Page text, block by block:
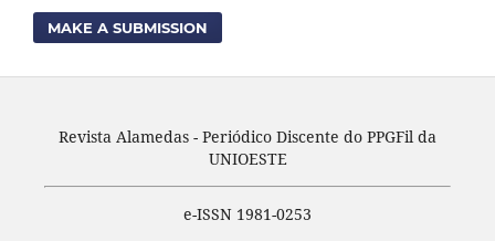
MAKE A SUBMISSION
Revista Alamedas - Periódico Discente do PPGFil da
UNIOESTE
e-ISSN 1981-0253